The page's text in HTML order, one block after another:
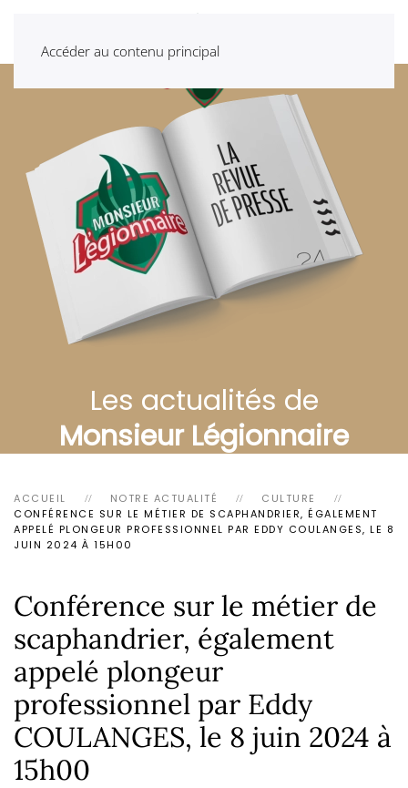
Accéder au contenu principal
Les actualités de
Monsieur Légionnaire
ACCUEIL NOTRE ACTUALITÉ
CULTURE
CONFÉRENCE SUR LE MÉTIER DE SCAPHANDRIER, ÉGALEMENT
APPELÉ PLONGEUR PROFESSIONNEL PAR EDDY COULANGES, LE 8
JUIN 2024 À 15H00
Conférence sur le métier de
scaphandrier, également
appelé plongeur
professionnel par Eddy
COULANGES, le 8 juin 2024 à
15h00